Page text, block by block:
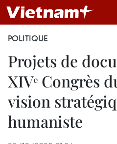
POLITIQUE
Projets de
XIVᵉ Congrès
vision
humaniste